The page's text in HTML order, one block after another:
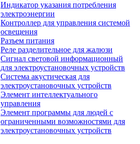
Индикатор указания потребления
электроэнергии
Контроллер для управления системой
освещения
Разъем питания
Реле разделительное для жалюзи
Сигнал световой информационный
для электроустановочных устройств
Система акустическая для
электроустановочных устройств
Элемент интеллектуального
управления
Элемент программы для людей с
ограниченными возможностями для
электроустановочных устройств